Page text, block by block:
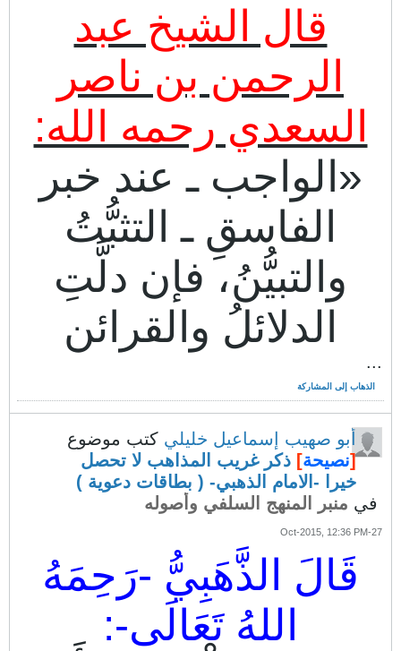
قال الشيخ عبد
الرحمن بن ناصر
السعدي رحمه الله:
«الواجب ـ عند خبر
الفاسقِ ـ التثبُّتُ
والتبيُّنُ، فإن دلَّتِ
الدلائلُ والقرائن
...
الذهاب إلى المشاركة
أبو صهيب إسماعيل خليلي كتب موضوع
[نصيحة] ذكر غريب المذاهب لا تحصل
خيرا -الامام الذهبي- ( بطاقات دعوية )
في منبر المنهج السلفي وأصوله
27-Oct-2015, 12:36 PM
قَالَ الذَّهَبِيُّ -رَحِمَهُ
اللهُ تَعَالَى-: